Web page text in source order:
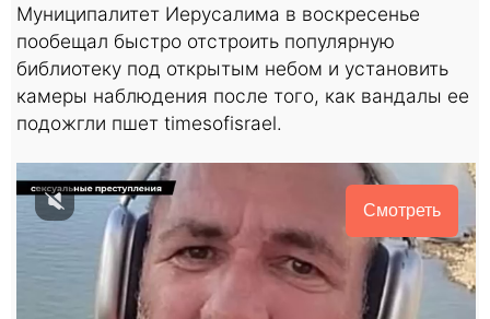
Муниципалитет Иерусалима в воскресенье
пообещал быстро отстроить популярную
библиотеку под открытым небом и установить
камеры наблюдения после того, как вандалы ее
подожгли пшет timesofisrael.
Смотреть